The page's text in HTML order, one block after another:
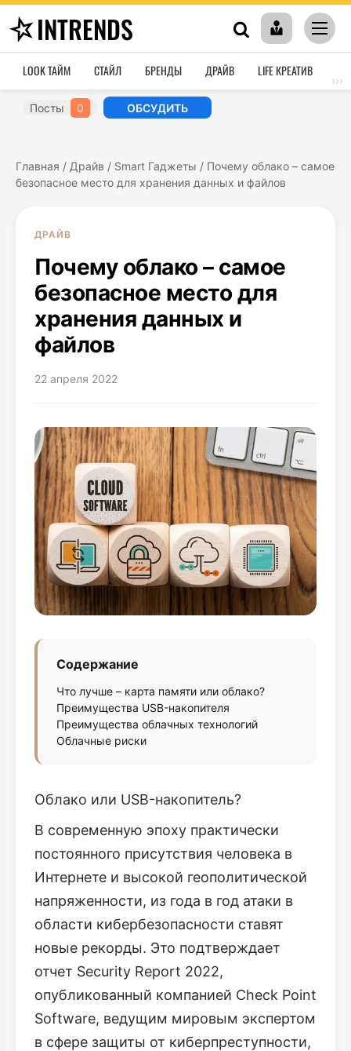
INTRENDS
LOOK ТАЙМ СТАЙЛ БРЕНДЫ ДРАЙВ LIFE КРЕАТИВ
›››
Посты 0 ОБСУДИТЬ
Главная / Драйв / Smart Гаджеты / Почему облако – самое
безопасное место для хранения данных и файлов
ДРАЙВ
Почему облако – самое
безопасное место для
хранения данных и
файлов
22 апреля 2022
Содержание
Что лучше – карта памяти или облако?
Преимущества USB-накопителя
Преимущества облачных технологий
Облачные риски
Облако или USB-накопитель?
В современную эпоху практически
постоянного присутствия человека в
Интернете и высокой геополитической
напряженности, из года в год атаки в
области кибербезопасности ставят
новые рекорды. Это подтверждает
отчет Security Report 2022,
опубликованный компанией Check Point
Software, ведущим мировым экспертом
в сфере защиты от киберпреступности,